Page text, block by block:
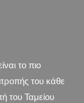
το πιο
του κάθε
του Ταμείου